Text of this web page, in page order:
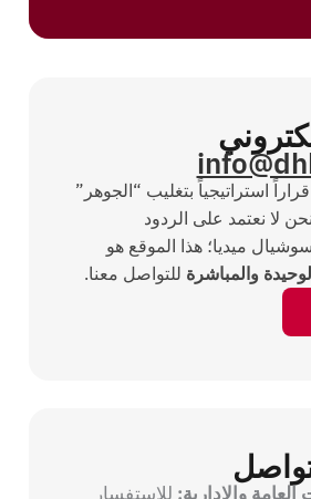
قراراً استراتيجياً بتغليب “الجوهر”
لا نعتمد على الردود
ميديا؛ هذا الموقع هو
والمباشرة للتواصل معنا.
للاستفسار